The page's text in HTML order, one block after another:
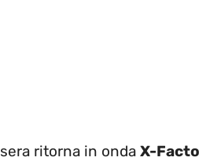
ritorna in onda X-